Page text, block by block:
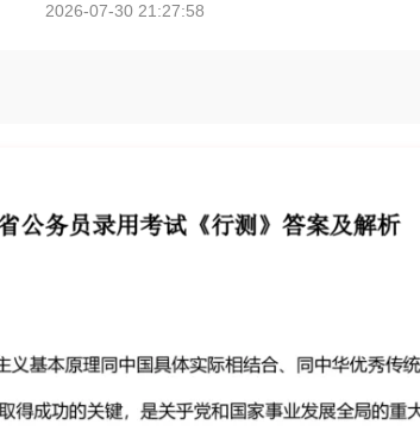
2026-07-30 21:27:58